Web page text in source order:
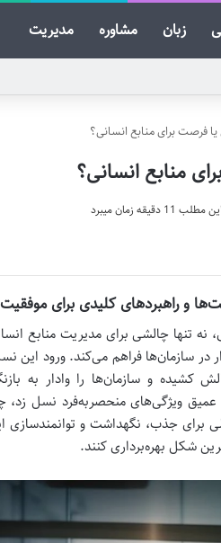
زبان مشاوره مدیریت
فرصت برای منابع انسانی؟
منابع انسانی؟
دقیقه زمان میبرد
و راهبردهای کلیدی برای
نه تنها چالشی برای مدیریت منابع
در سازمان‌ها فراهم می‌کند. ورود این
کشیده و سازمان‌ها را وادار به
عمیق ویژگی‌های منحصربه‌فرد نسل
برای جذب، نگهداشت و توانمندسازی
شکل بهره‌برداری کنند.